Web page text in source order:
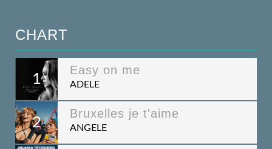
CHART
1
Easy on me
ADELE
2
Bruxelles je t'aime
ANGELE